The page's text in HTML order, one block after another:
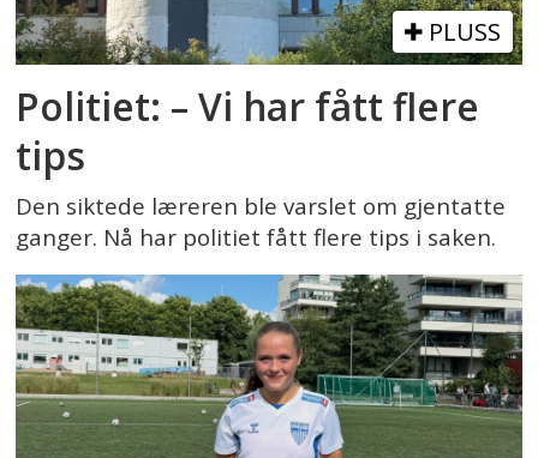
PLUSS
Politiet: – Vi har fått flere
tips
Den siktede læreren ble varslet om gjentatte
ganger. Nå har politiet fått flere tips i saken.